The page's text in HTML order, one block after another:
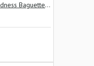
Воблер Madness Baguette Vibe 70 17 гр #14 Ayu Konuma